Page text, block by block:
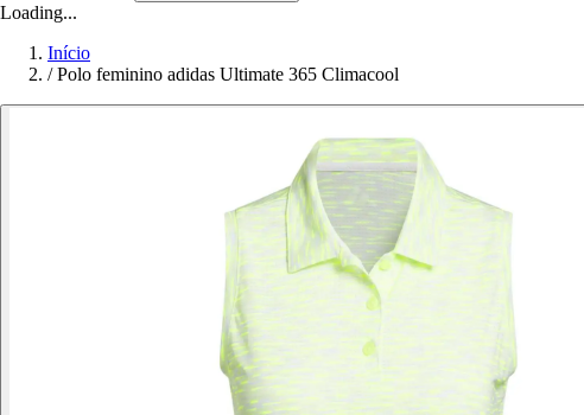
Loading...
Início
/ Polo feminino adidas Ultimate 365 Climacool